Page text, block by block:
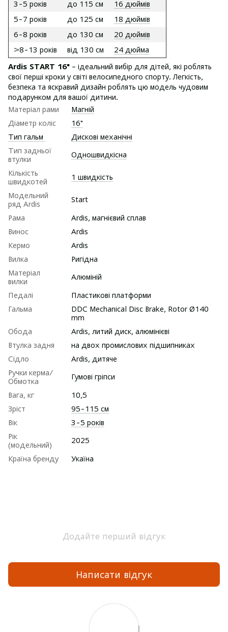
3-5 років до 115 см
16 дюймів
5-7 років
до 125 см
18 дюймів
6-8 років
до 130 см
20 дюймів
>8-13 років
від 130 см
24 дюйма
Ardis START 16" – ідеальний вибір для дітей, які роблять
свої перші кроки у світі велосипедного спорту. Легкість,
безпека та яскравий дизайн роблять цю модель чудовим
подарунком для вашої дитини.
Матеріал рами
Магній
Діаметр коліс
16"
Тип гальм
Дискові механічні
Тип задньої
втулки
Одношвидкісна
Кількість
швидкотей
1 швидкість
Модельний
ряд Ardis
Start
Рама
Ardis, магнієвий сплав
Винос
Ardis
Кермо
Ardis
Вилка
Ригідна
Матеріал
вилки
Алюміній
Педалі
Пластикові платформи
Гальма
DDC Mechanical Disc Brake, Rotor Ø140
mm
Обода
Ardis, литий диск, алюмінієві
Втулка задня
на двох промислових підшипниках
Сідло
Ardis, дитяче
Ручки керма/
Обмотка
Гумові гріпси
Вага, кг
10,5
Зріст
95-115 см
Вік
3-5 років
Рік
(модельний)
2025
Країна бренду Укаїна
Додайте перший відгук
Написати відгук